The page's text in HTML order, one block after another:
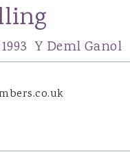
1993 Y Deml Ganol